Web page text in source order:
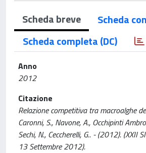
Scheda breve
Scheda
Scheda completa (DC)
Anno
2012
Citazione
Relazione competitiva tra macroalghe
Caronni, S., Navone, A., Occhipinti
Sechi, N., Ceccherelli, G.. - (2012). (XXII
13 Settembre 2012).